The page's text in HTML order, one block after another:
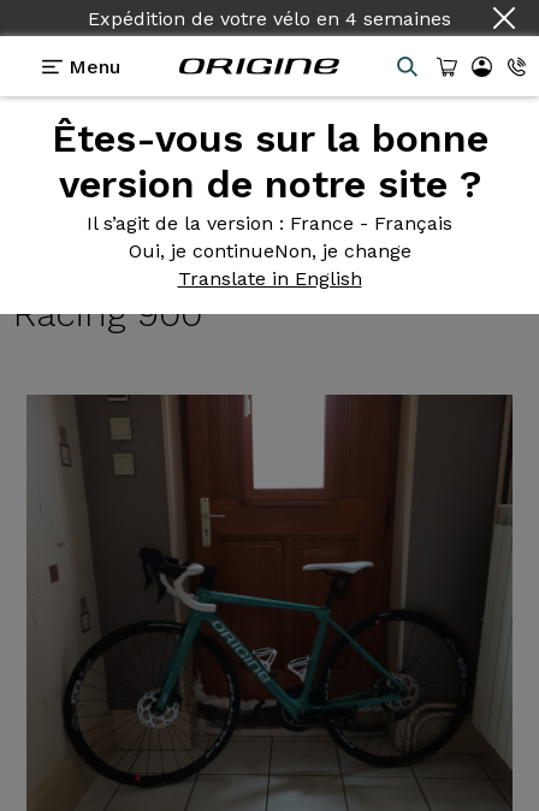
Expédition de votre vélo en 4 semaines
Menu
Êtes-vous sur la bonne
version de notre site ?
Il s’agit de la version : France - Français
Oui, je continueNon, je change
Translate in English
Témoignages>Axxome GTO - Shimano R7100 105
Axxome GTO- Shimano
R7100 105 12v - Fulcrum
Racing 900